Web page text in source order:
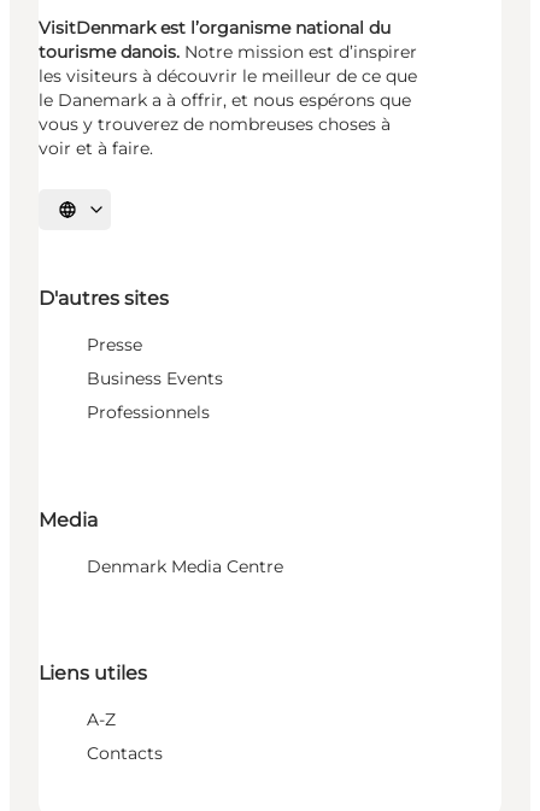
VisitDenmark est l’organisme national du
tourisme danois. Notre mission est d’inspirer
les visiteurs à découvrir le meilleur de ce que
le Danemark a à offrir, et nous espérons que
vous y trouverez de nombreuses choses à
voir et à faire.
Choisissez la langue
D'autres sites
Presse
Business Events
Professionnels
Media
Denmark Media Centre
Liens utiles
A-Z
Contacts